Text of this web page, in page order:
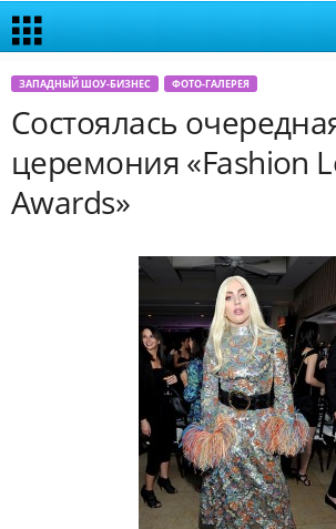
ЗАПАДНЫЙ ШОУ-БИЗНЕС ФОТО-ГАЛЕРЕЯ
Состоялась
церемония «Fashion
Awards»